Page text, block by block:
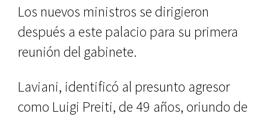
Los nuevos ministros se dirigieron
después a este palacio para su primera
reunión del gabinete.
Laviani, identificó al presunto agresor
como Luigi Preiti, de 49 años, oriundo de